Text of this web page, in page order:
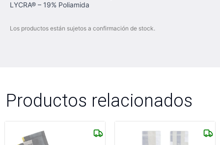
LYCRA® – 19% Poliamida
Los productos están sujetos a confirmación de stock.
Productos relacionados